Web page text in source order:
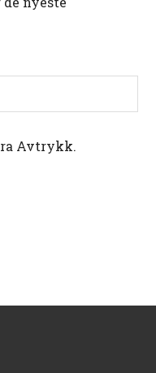
Avtrykk.